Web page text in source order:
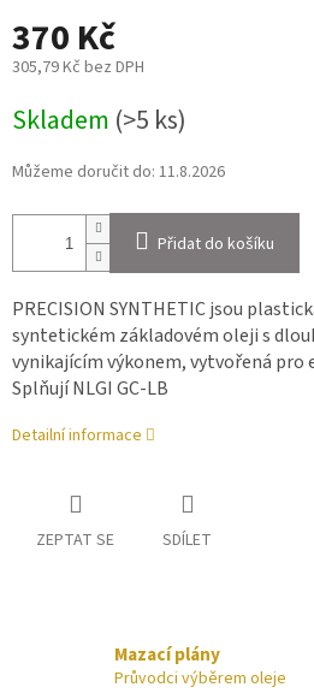
370 Kč
305,79 Kč bez DPH
cena:
Skladem (>5 ks)
Můžeme doručit do: 11.8.2026
Přidat do košíku
PRECISION SYNTHETIC jsou
syntetickém základovém oleji s
vynikajícím výkonem, vytvořená pro
Splňují NLGI GC-LB
Detailní informace
ZEPTAT SE SDÍLET
Mazací plány
Průvodci výběrem oleje